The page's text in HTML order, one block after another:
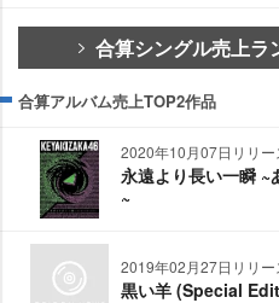
合算シングル売上ラ
合算アルバム売上TOP2作品
2020年10月07日リリー
永遠より長い一瞬 ~
~
2019年02月27日リリー
黒い羊 (Special